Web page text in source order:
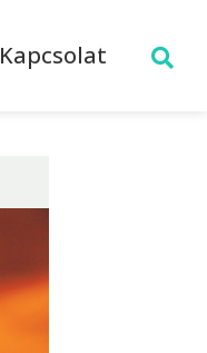
Kapcsolat